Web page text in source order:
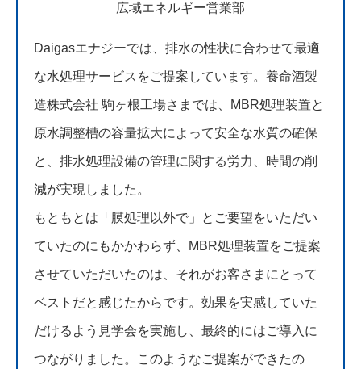
広域エネルギー営業部
Daigasエナジーでは、排水の性状に合わせて最適
な水処理サービスをご提案しています。養命酒製
造株式会社 駒ヶ根工場さまでは、MBR処理装置と
原水調整槽の容量拡大によって安全な水質の確保
と、排水処理設備の管理に関する労力、時間の削
減が実現しました。
もともとは「膜処理以外で」とご要望をいただい
ていたのにもかかわらず、MBR処理装置をご提案
させていただいたのは、それがお客さまにとって
ベストだと感じたからです。効果を実感していた
だけるよう見学会を実施し、最終的にはご導入に
つながりました。このようなご提案ができたの